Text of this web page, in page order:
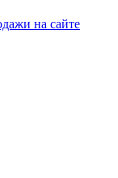
на сайте